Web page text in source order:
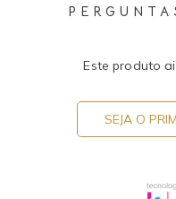
Este produto
SEJA O